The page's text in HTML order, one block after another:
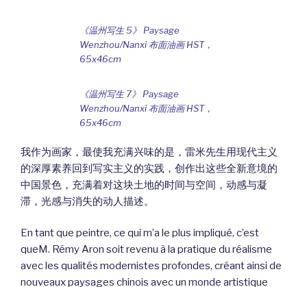
《温州写生 5》 Paysage
Wenzhou/Nanxi 布面油画 HST，
65x46cm
《温州写生 7》 Paysage
Wenzhou/Nanxi 布面油画 HST，
65x46cm
我作为画家，最使我充满兴味的是，雷米先生用现代主义
的深厚素养回到写实主义的实践，创作出这些全新意境的
中国景色，充满着对这块土地的时间与空间，动感与凝
滞，光感与消失的动人描述。
En tant que peintre, ce qui m’a le plus impliqué, c’est
queM. Rémy Aron soit revenu à la pratique du réalisme
avec les qualités modernistes profondes, créant ainsi de
nouveaux paysages chinois avec un monde artistique